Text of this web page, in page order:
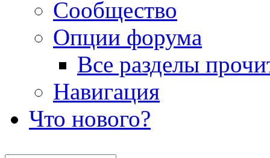
Сообщество
Опции форума
Все разделы
Навигация
Что нового?